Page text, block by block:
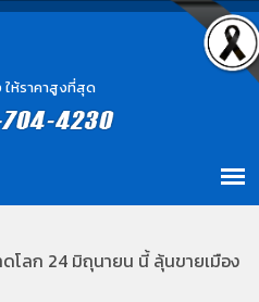
ห้ราคาสูงที่สุด
ดโลก 24 มิถุนายน นี้ ลุ้นขายเมือง